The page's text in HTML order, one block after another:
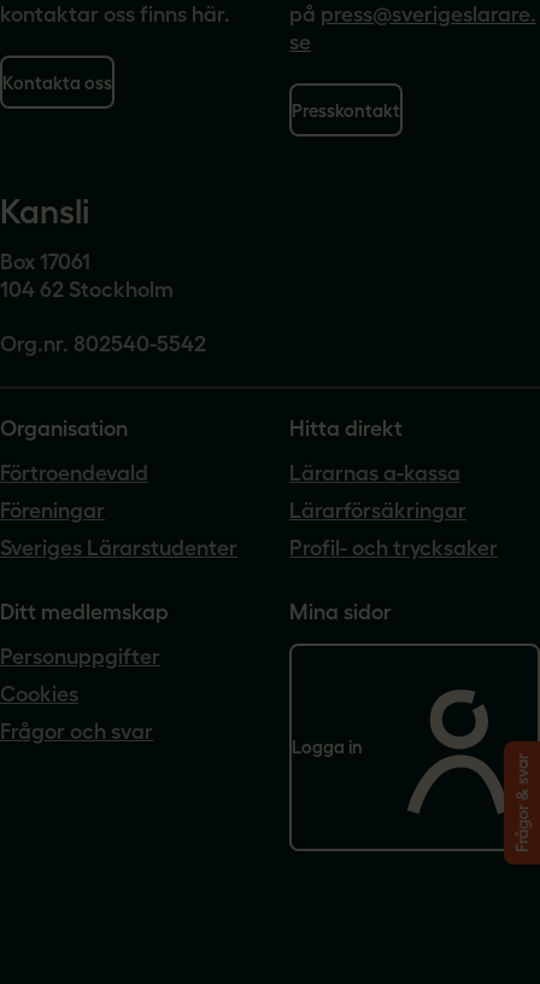
kontaktar oss finns här.
Kontakta oss
på press@sverigeslarare.
se
Presskontakt
Kansli
Box 17061
104 62 Stockholm
Org.nr. 802540-5542
Organisation
Förtroendevald
Föreningar
Sveriges Lärarstudenter
Hitta direkt
Lärarnas a-kassa
Lärarförsäkringar
Profil- och trycksaker
Ditt medlemskap
Personuppgifter
Cookies
Frågor och svar
Mina sidor
Logga in
Frågor & svar